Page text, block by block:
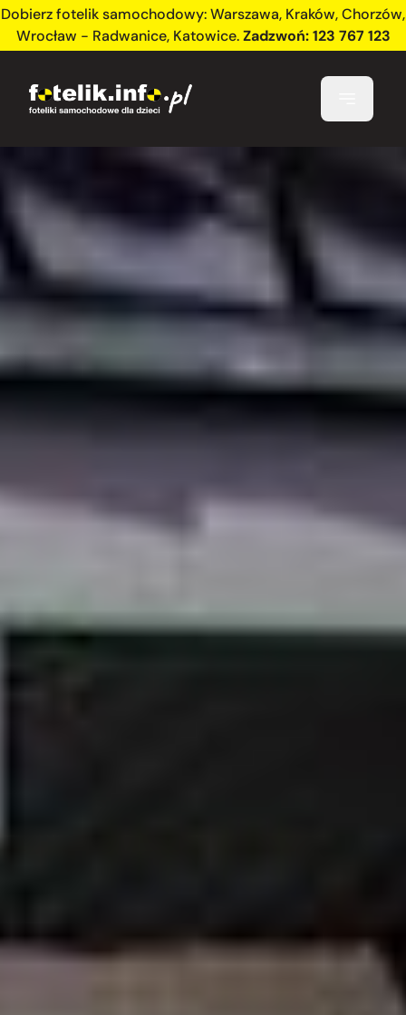
Dobierz fotelik samochodowy:Warszawa, Kraków,Chorzów,
Wrocław - Radwanice, Katowice.Zadzwoń:123 767 123